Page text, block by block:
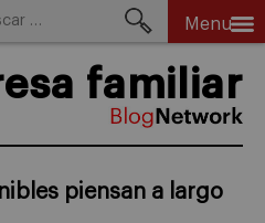
Menu
familiar
piensan a largo